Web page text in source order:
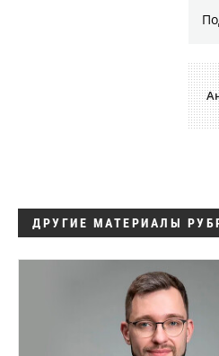
ДРУГИЕ МАТЕРИАЛЫ